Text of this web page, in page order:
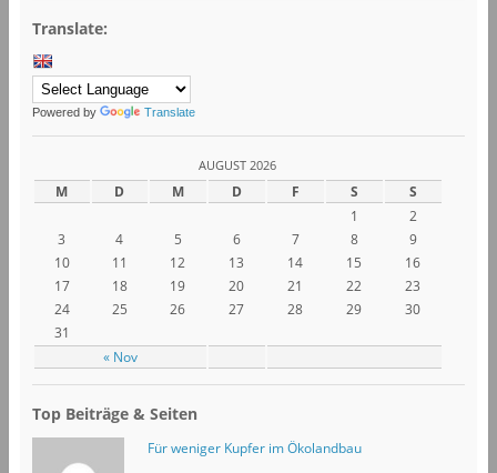
Translate:
Powered by Translate
AUGUST 2026
M D M D F S S
« Nov
1
2
3
4 5 6 7 8
9
10
11 12 13 14 15
16
17
18 19 20 21 22
23
24
25 26 27 28 29
30
31
Top Beiträge & Seiten
Für weniger Kupfer im Ökolandbau